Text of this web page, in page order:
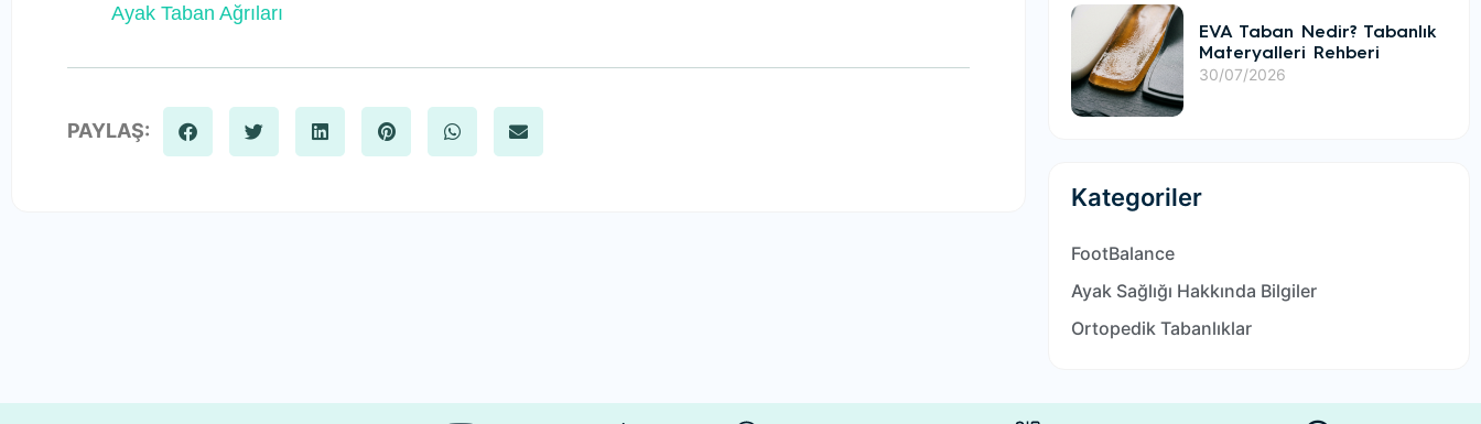
Ayak Taban Ağrıları
PAYLAŞ:
EVA Taban Nedir? Tabanlık
Materyalleri Rehberi
30/07/2026
Kategoriler
FootBalance
Ayak Sağlığı Hakkında Bilgiler
Ortopedik Tabanlıklar